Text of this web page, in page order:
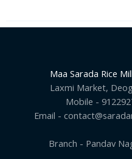
Maa Sarada Rice
Laxmi Market,
Mobile -
Email -
Branch - Pandav